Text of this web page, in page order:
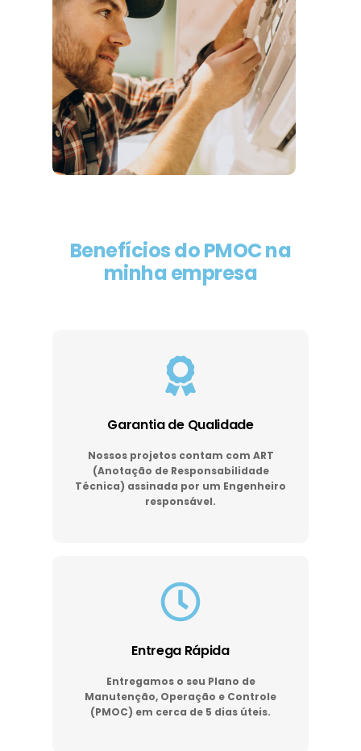
Benefícios do PMOC na
minha empresa
Garantia de Qualidade
Nossos projetos contam com ART
(Anotação de Responsabilidade
Técnica) assinada por um Engenheiro
responsável.
Entrega Rápida
Entregamos o seu Plano de
Manutenção, Operação e Controle
(PMOC) em cerca de 5 dias úteis.